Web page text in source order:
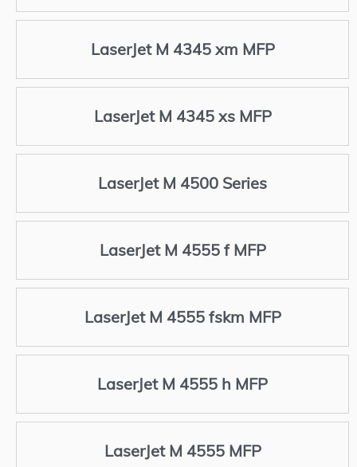
LaserJet M 4345 xm MFP
LaserJet M 4345 xs MFP
LaserJet M 4500 Series
LaserJet M 4555 f MFP
LaserJet M 4555 fskm MFP
LaserJet M 4555 h MFP
LaserJet M 4555 MFP